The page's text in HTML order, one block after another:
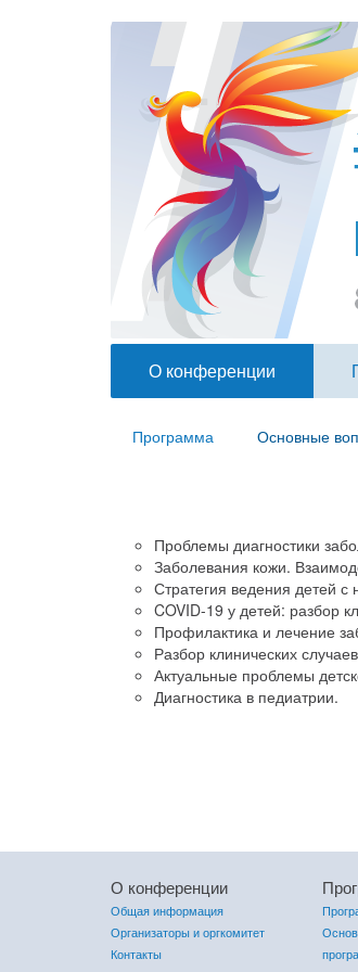
О конференции
Программа Основные
Проблемы диагностики
Заболевания кожи.
Стратегия ведения детей
COVID-19 у детей: разбор
Профилактика и лечение
Разбор клинических
Актуальные проблемы
Диагностика в педиатрии.
О конференции
Общая информация
Организаторы и оргкомитет
Контакты